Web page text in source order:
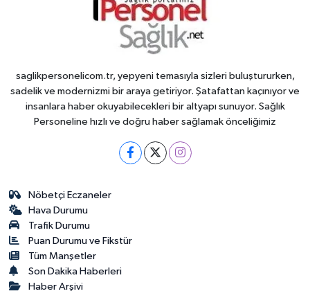
saglikpersonelicom.tr, yepyeni temasıyla sizleri buluştururken,
sadelik ve modernizmi bir araya getiriyor. Şatafattan kaçınıyor ve
insanlara haber okuyabilecekleri bir altyapı sunuyor. Sağlık
Personeline hızlı ve doğru haber sağlamak önceliğimiz
Nöbetçi Eczaneler
Hava Durumu
Trafik Durumu
Puan Durumu ve Fikstür
Tüm Manşetler
Son Dakika Haberleri
Haber Arşivi